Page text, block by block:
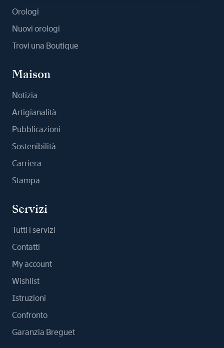
Orologi
Nuovi orologi
Trovi una Boutique
Maison
Notizia
Artigianalità
Pubblicazioni
Sostenibilità
Carriera
Stampa
Servizi
Tutti i servizi
Contatti
My account
Wishlist
Istruzioni
Confronto
Garanzia Breguet